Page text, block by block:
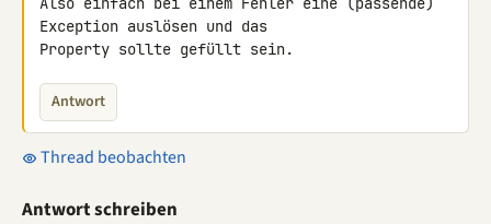
Exception auslösen und das
Property sollte gefüllt sein.
Antwort
Thread beobachten
Antwort schreiben